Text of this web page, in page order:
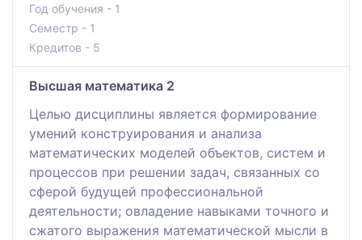
Год обучения - 1
Семестр - 1
Кредитов - 5
Высшая математика 2
Целью дисциплины является формирование
умений конструирования и анализа
математических моделей объектов, систем и
процессов при решении задач, связанных со
сферой будущей профессиональной
деятельности; овладение навыками точного и
сжатого выражения математической мысли в